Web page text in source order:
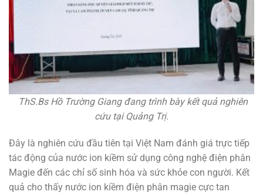
ThS.Bs Hồ Trường Giang đang trình bày kết quả nghiên
cứu tại Quảng Trị.
Đây là nghiên cứu đầu tiên tại Việt Nam đánh giá trực tiếp
tác động của nước ion kiềm sử dụng công nghệ điện phân
Magie đến các chỉ số sinh hóa và sức khỏe con người. Kết
quả cho thấy nước ion kiềm điện phân magie cực tan